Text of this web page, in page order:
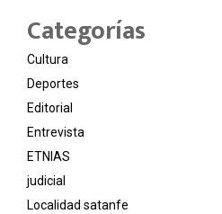
Categorías
Cultura
Deportes
Editorial
Entrevista
ETNIAS
judicial
Localidad satanfe